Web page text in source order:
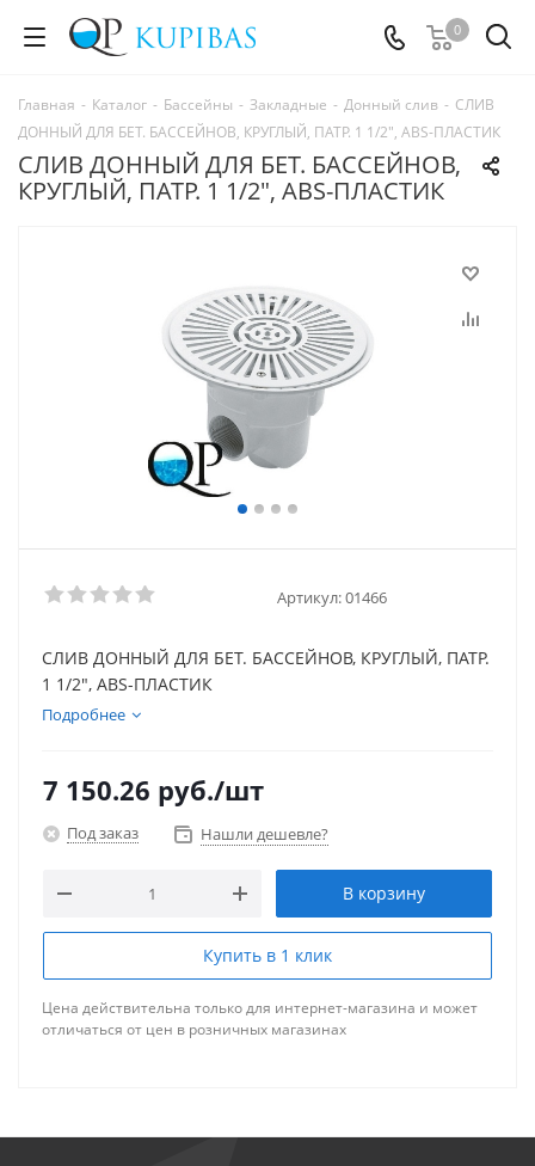
0
Главная - Каталог - Бассейны - Закладные - Донный слив - СЛИВ
ДОННЫЙ ДЛЯ БЕТ. БАССЕЙНОВ, КРУГЛЫЙ, ПАТР. 1 1/2", ABS-ПЛАСТИК
СЛИВ ДОННЫЙ ДЛЯ БЕТ. БАССЕЙНОВ,
КРУГЛЫЙ, ПАТР. 1 1/2", ABS-ПЛАСТИК
Артикул:01466
СЛИВ ДОННЫЙ ДЛЯ БЕТ. БАССЕЙНОВ, КРУГЛЫЙ, ПАТР.
1 1/2", ABS-ПЛАСТИК
Подробнее
7 150.26 руб./шт
Под заказ Нашли дешевле?
В корзину
Купить в 1 клик
Цена действительна только для интернет-магазина и может
отличаться от цен в розничных магазинах